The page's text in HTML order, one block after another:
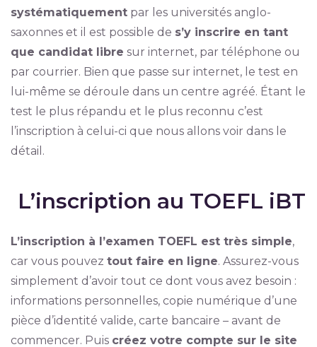
systématiquementpar les universités anglo-
saxonnes et il est possible de s’y inscrire en tant
que candidat libre sur internet, par téléphone ou
par courrier. Bien que passe sur internet, le test en
lui-même se déroule dans un centre agréé. Étant le
test le plus répandu et le plus reconnu c’est
l’inscription à celui-ci que nous allons voir dans le
détail.
L’inscription au TOEFL iBT
L’inscription à l’examen TOEFL est très simple,
car vous pouvez tout faire en ligne. Assurez-vous
simplement d’avoir tout ce dont vous avez besoin :
informations personnelles, copie numérique d’une
pièce d’identité valide, carte bancaire – avant de
commencer. Puis créez votre compte sur le site